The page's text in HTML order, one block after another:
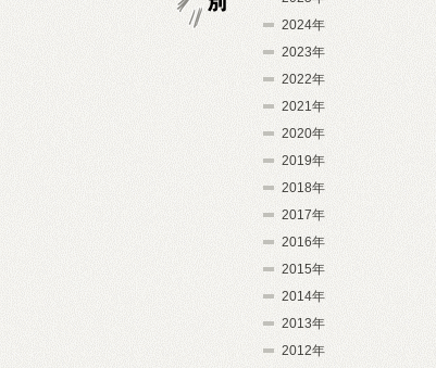
2024年
2023年
2022年
2021年
2020年
2019年
2018年
2017年
2016年
2015年
2014年
2013年
2012年